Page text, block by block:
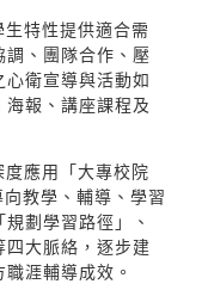
特性提供適合需
、團隊合作、壓
衛宣導與活動如
報、講座課程及
應用「大專校院
教學、輔導、學習
劃學習路徑」、
四大脈絡，逐步建
涯輔導成效。